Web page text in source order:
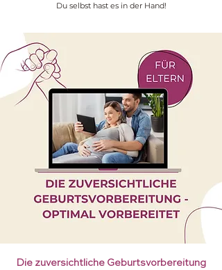
Du selbst hast es in der Hand!
Die zuversichtliche Geburtsvorbereitung